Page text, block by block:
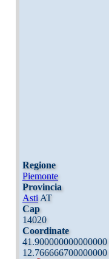
Regione
Piemonte
Provincia
Asti AT
Cap
14020
Coordinate
41.900000000000000
12.766666700000000